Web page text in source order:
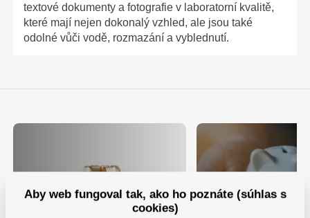
textové dokumenty a fotografie v laboratorní kvalitě,
které mají nejen dokonalý vzhled, ale jsou také
odolné vůči vodě, rozmazání a vyblednutí.
Nechajte sa obdarovať za
Využite výhodný
Aby web fungoval tak, ako ho poznáte (súhlas s
cookies)